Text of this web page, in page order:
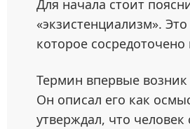
Для начала стоит
«экзистенциализм».
которое
Термин впервые возник
Он описал его как
утверждал, что